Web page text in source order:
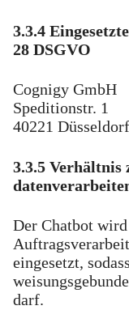
3.3.4
28 DSGVO
Cognigy GmbH
Speditionstr. 1
40221 Düsseldorf
3.3.5 Verhältnis
Der Chatbot
eingesetzt,
darf.